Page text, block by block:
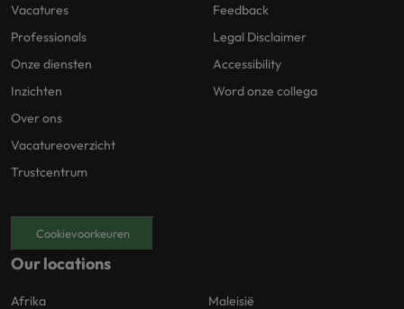
Vacatures
Professionals
Onze diensten
Inzichten
Over ons
Vacatureoverzicht
Trustcentrum
Feedback
Legal Disclaimer
Accessibility
Word onze collega
Cookievoorkeuren
Our locations
Afrika
Maleisië